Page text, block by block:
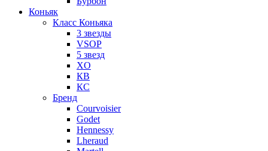
Коньяк
Класс Коньяка
3 звезды
VSOP
5 звезд
XO
КВ
КС
Бренд
Courvoisier
Godet
Hennessy
Lheraud